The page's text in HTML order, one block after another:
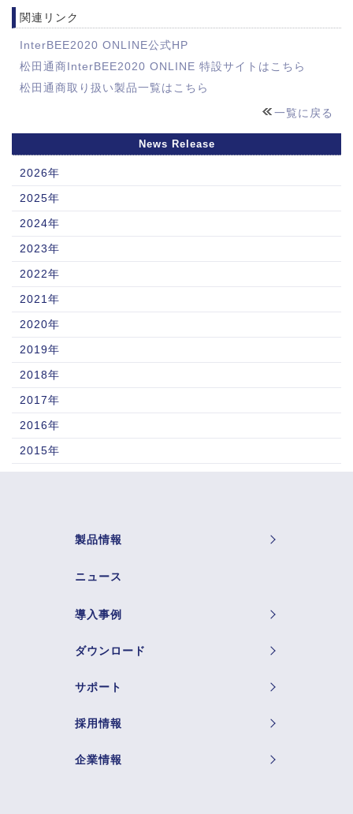
関連リンク
InterBEE2020 ONLINE公式HP
松田通商InterBEE2020 ONLINE 特設サイトはこちら
松田通商取り扱い製品一覧はこちら
一覧に戻る
News Release
2026年
2025年
2024年
2023年
2022年
2021年
2020年
2019年
2018年
2017年
2016年
2015年
製品情報
ニュース
導入事例
ダウンロード
サポート
採用情報
企業情報